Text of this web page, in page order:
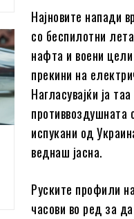
Најновите напади
со беспилотни
нафта и воени цели
прекини на
Нагласувајќи ја
противвоздушната
испукани од
веднаш јасна.
Руските профили
часови во ред за